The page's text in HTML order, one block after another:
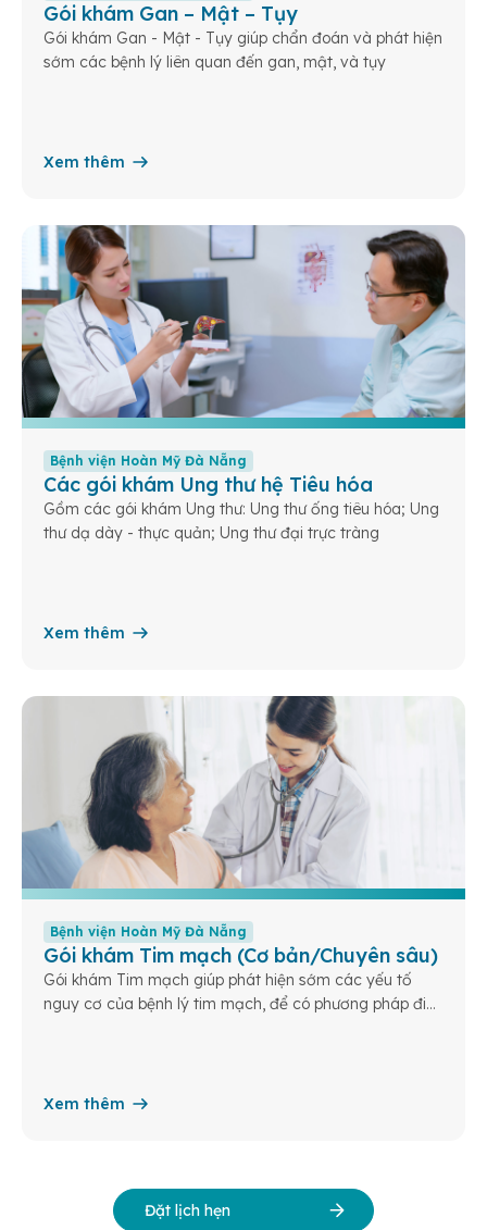
Gói khám Gan – Mật – Tụy
Gói khám Gan - Mật - Tụy giúp chẩn đoán và phát hiện
sớm các bệnh lý liên quan đến gan, mật, và tụy
Xem thêm
Bệnh viện Hoàn Mỹ Đà Nẵng
Các gói khám Ung thư hệ Tiêu hóa
Gồm các gói khám Ung thư: Ung thư ống tiêu hóa; Ung
thư dạ dày - thực quản; Ung thư đại trực tràng
Xem thêm
Bệnh viện Hoàn Mỹ Đà Nẵng
Gói khám Tim mạch (Cơ bản/Chuyên sâu)
Gói khám Tim mạch giúp phát hiện sớm các yếu tố
nguy cơ của bệnh lý tim mạch, để có phương pháp điều
Xem thêm
Đặt lịch hẹn